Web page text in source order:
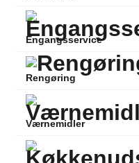
Engangsservice
Rengøring
Værnemidler